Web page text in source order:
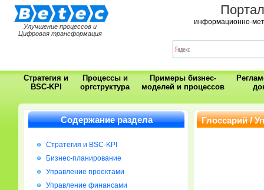
Улучшение процессов и
Цифровая трансформация
информационно-
Стратегия и
BSC-KPI
Процессы и
оргструктура
Примеры бизнес-
моделей и процессов
Содержание раздела
Стратегия и BSC-KPI
Бизнес-планирование
Управление проектами
Управление финансами
Глоссарий /